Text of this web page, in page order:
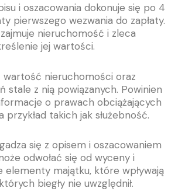
i oszacowania dokonuje się po 4
pierwszego wezwania do zapłaty.
nieruchomość i zleca
jej wartości.
wartość nieruchomości oraz
stale z nią powiązanych. Powinien
o prawach obciążających
przykład takich jak służebność.
się z opisem i oszacowaniem
odwołać się od wyceny i
elementy majątku, które wpływają
biegły nie uwzględnił.